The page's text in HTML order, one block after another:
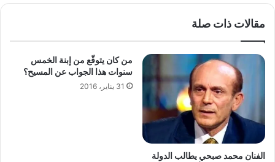
مقالات ذات صلة
الفنان محمد صبحي يطالب الدولة
من كان يتوقّع من إبنة الخمس
سنوات هذا الجواب عن المسيح؟
31 يناير، 2016